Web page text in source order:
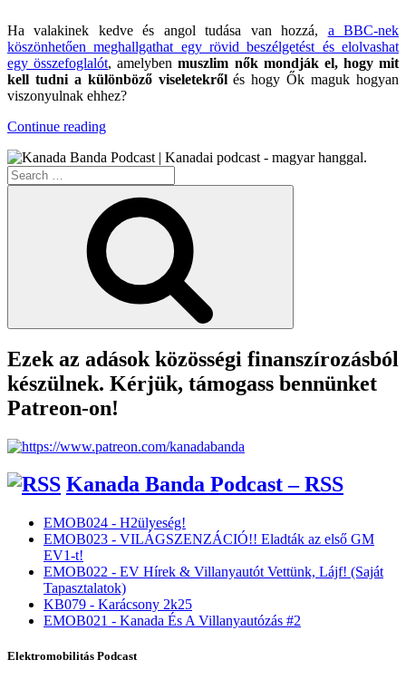
Ha valakinek kedve és angol tudása van hozzá, a BBC-nek
köszönhetően meghallgathat egy rövid beszélgetést és elolvashat
egy összefoglalót, amelybenmuszlim nők mondják el, hogy mit
kell tudni a különböző viseletekrőlés hogy Ők maguk hogyan
viszonyulnak ehhez?
Continue reading“Agyarország
Search
for:
Ezek az adások közösségi finanszírozásból
készülnek. Kérjük, támogass bennünket
Patreon-on!
Kanada Banda Podcast – RSS
EMOB024 - H2ülyeség!
EMOB023 - VILÁGSZENZÁCIÓ!! Eladták az első GM
EV1-t!
EMOB022 - EV Hírek & Villanyautót Vettünk, Lájf! (Saját
Tapasztalatok)
KB079 - Karácsony 2k25
EMOB021 - Kanada És A Villanyautózás #2
Elektromobilitás Podcast